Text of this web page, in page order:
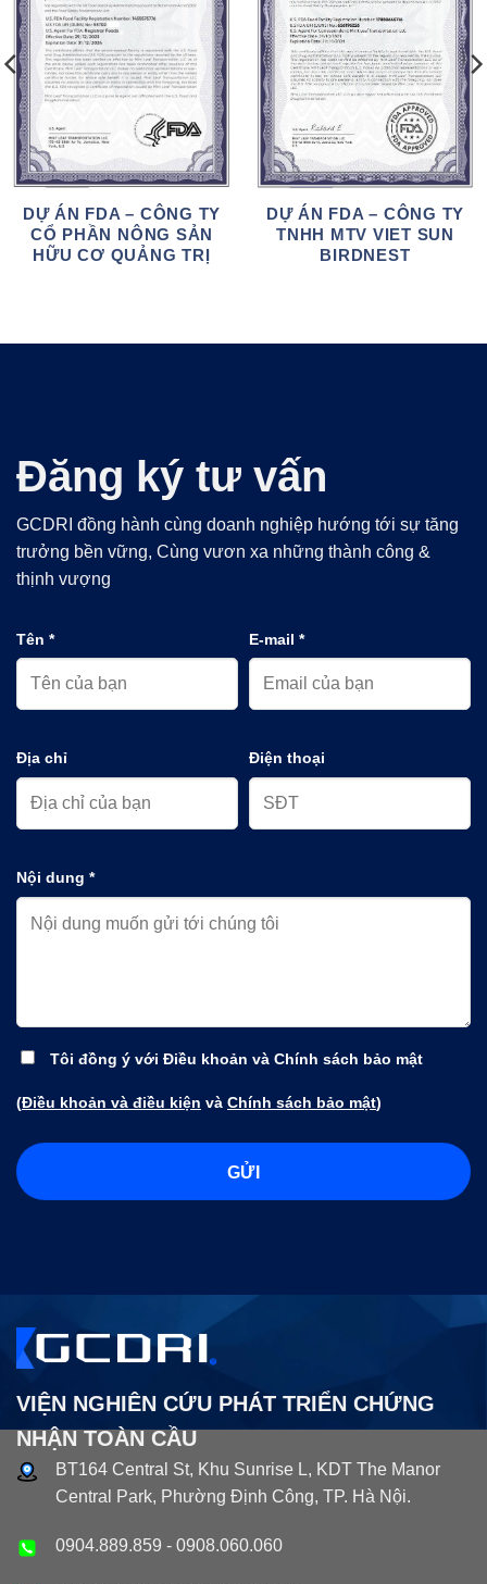
DỰ ÁN FDA – CÔNG TY
CỔ PHẦN NÔNG SẢN
HỮU CƠ QUẢNG TRỊ
DỰ ÁN FDA – CÔNG TY
TNHH MTV VIET SUN
BIRDNEST
Đăng ký tư vấn
GCDRI đồng hành cùng doanh nghiệp hướng tới sự tăng
trưởng bền vững, Cùng vươn xa những thành công &
thịnh vượng
Tên * E-mail *
Địa chỉ Điện thoại
Nội dung *
Tôi đồng ý với Điều khoản và Chính sách bảo mật
(Điều khoản và điều kiện và Chính sách bảo mật)
VIỆN NGHIÊN CỨU PHÁT TRIỂN CHỨNG
NHẬN TOÀN CẦU
BT164 Central St, Khu Sunrise L, KDT The Manor
Central Park, Phường Định Công, TP. Hà Nội.
0904.889.859 - 0908.060.060